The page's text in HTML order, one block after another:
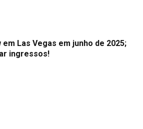
Las Vegas em junho de 2025;
ingressos!